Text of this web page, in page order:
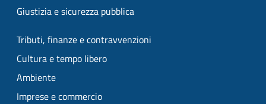
Giustizia e sicurezza pubblica
Tributi, finanze e contravvenzioni
Cultura e tempo libero
Ambiente
Imprese e commercio